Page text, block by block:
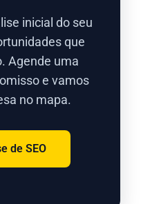
inicial do seu
que
Agende uma
e vamos
no mapa.
de SEO